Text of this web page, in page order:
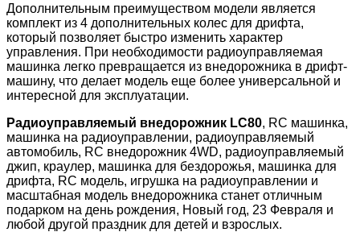
Дополнительным преимуществом модели является
комплект из 4 дополнительных колес для дрифта,
который позволяет быстро изменить характер
управления. При необходимости радиоуправляемая
машинка легко превращается из внедорожника в дрифт-
машину, что делает модель еще более универсальной и
интересной для эксплуатации.
Радиоуправляемый внедорожник LC80, RC машинка,
машинка на радиоуправлении, радиоуправляемый
автомобиль, RC внедорожник 4WD, радиоуправляемый
джип, краулер, машинка для бездорожья, машинка для
дрифта, RC модель, игрушка на радиоуправлении и
масштабная модель внедорожника станет отличным
подарком на день рождения, Новый год, 23 Февраля и
любой другой праздник для детей и взрослых.